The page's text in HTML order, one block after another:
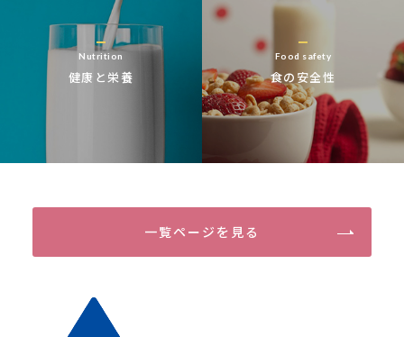
Nutrition
健康と栄養
Food safety
食の安全性
一覧ページを見る